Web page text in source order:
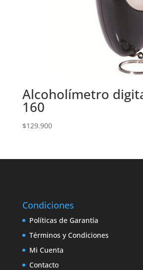
Alcoholímetro
160
$129.900
Condiciones
Políticas de Garantía
Términos y Condiciones
Mi Cuenta
Contacto